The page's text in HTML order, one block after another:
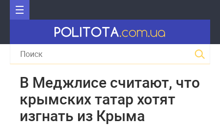
В Меджлисе считают, что
крымских татар хотят
изгнать из Крыма